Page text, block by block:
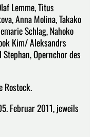
Lemme, Titus
Anna Molina, Takako
Schlag, Nahoko
Kim/ Aleksandrs
Opernchor des
Rostock.
Februar 2011, jeweils